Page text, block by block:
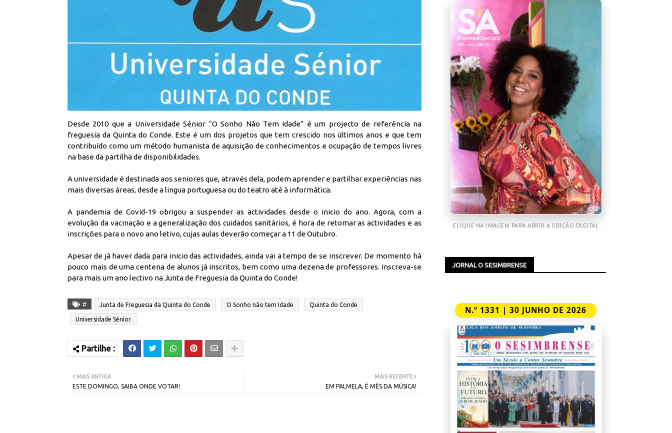
Desde 2010 que a Universidade Sénior “O Sonho Não Tem Idade” é um projecto de referência na
freguesia da Quinta do Conde. Este é um dos projetos que tem crescido nos últimos anos e que tem
contribuído como um método humanista de aquisição de conhecimentos e ocupação de tempos livres
na base da partilha de disponibilidades.
A universidade é destinada aos seniores que, através dela, podem aprender e partilhar experiências nas
mais diversas áreas, desde a lingua portuguesa ou do teatro até à informática.
A pandemia de Covid-19 obrigou a suspender as actividades desde o inicio do ano. Agora, com a
evolução da vacinação e a generalização dos cuidados sanitários, é hora de retomar as actividades e as
inscrições para o novo ano letivo, cujas aulas deverão começar a 11 de Outubro.
Apesar de já haver dada para inicio das actividades, ainda vai a tempo de se inscrever. De momento há
pouco mais de uma centena de alunos já inscritos, bem como uma dezena de professores. Inscreva-se
para mais um ano lectivo na Junta de Freguesia da Quinta do Conde!
# Junta de Freguesia da Quinta do Conde O Sonho não tem Idade Quinta do Conde
Universidade Sénior
MAIS RECENTE
EM PALMELA, É MÊS DA MÚSICA!
MAIS ANTIGA
ESTE DOMINGO, SAIBA ONDE VOTAR!
CLIQUE NA IMAGEM PARA ABRIR A EDIÇÃO DIGITAL
JORNAL O SESIMBRENSE
N.º 1331 | 30 JUNHO DE 2026